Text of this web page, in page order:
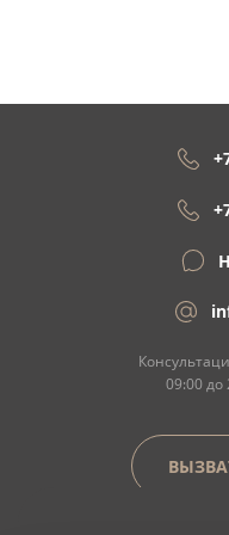
09:00 до